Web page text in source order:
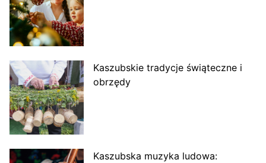
Kaszubskie tradycje świąteczne i
obrzędy
Kaszubska muzyka ludowa: